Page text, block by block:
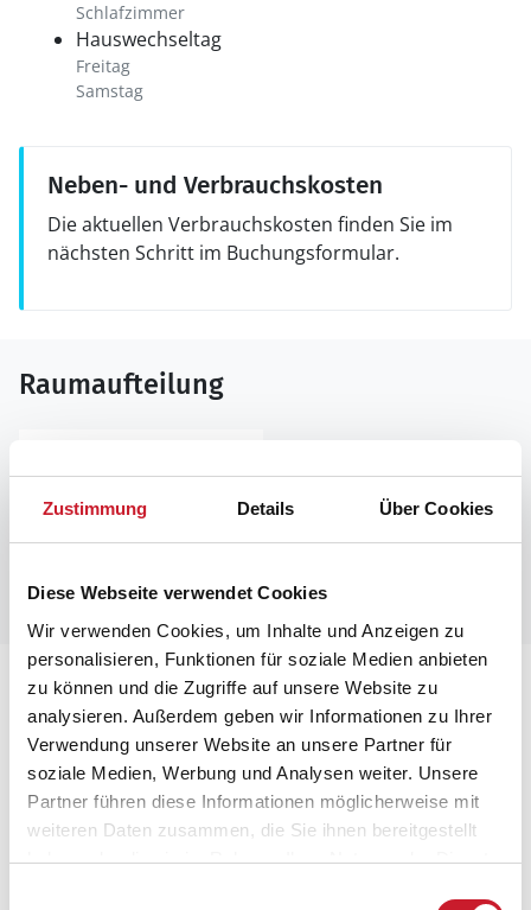
Zustimmung Details Über Cookies
Diese Webseite verwendet Cookies
Wir verwenden Cookies, um Inhalte und Anzeigen zu
personalisieren, Funktionen für soziale Medien anbieten
zu können und die Zugriffe auf unsere Website zu
analysieren. Außerdem geben wir Informationen zu Ihrer
Verwendung unserer Website an unsere Partner für
soziale Medien, Werbung und Analysen weiter. Unsere
Partner führen diese Informationen möglicherweise mit
weiteren Daten zusammen, die Sie ihnen bereitgestellt
haben oder die sie im Rahmen Ihrer Nutzung der Dienste
Schlafzimmer
Hauswechseltag
Freitag
Samstag
Neben- und Verbrauchskosten
Die aktuellen Verbrauchskosten finden Sie im
nächsten Schritt im Buchungsformular.
Raumaufteilung
Lageplan
Adresse
Ferienhaus 40679
Ligustervej 1
Henne Strand
6854 Henne